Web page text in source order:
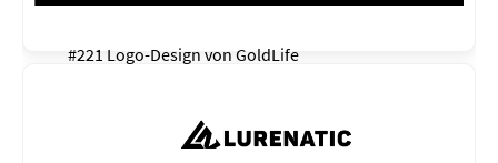
#221 Logo-Design von GoldLife